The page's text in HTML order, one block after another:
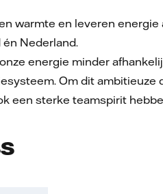
warmte en leveren
én Nederland.
energie minder
Om dit ambitieuze
een sterke teamspirit